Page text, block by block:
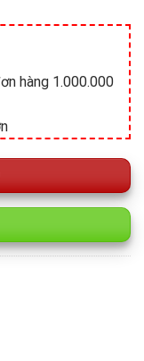
hàng 1.000.000